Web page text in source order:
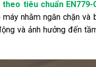
tiêu chuẩn EN779-
nhằm ngăn chặn
và ảnh hưởng đến